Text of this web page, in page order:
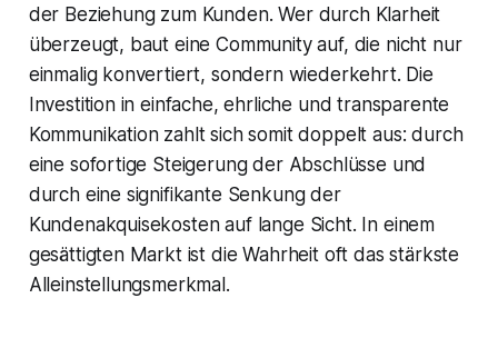
der Beziehung zum Kunden. Wer durch Klarheit
überzeugt, baut eine Community auf, die nicht nur
einmalig konvertiert, sondern wiederkehrt. Die
Investition in einfache, ehrliche und transparente
Kommunikation zahlt sich somit doppelt aus: durch
eine sofortige Steigerung der Abschlüsse und
durch eine signifikante Senkung der
Kundenakquisekosten auf lange Sicht. In einem
gesättigten Markt ist die Wahrheit oft das stärkste
Alleinstellungsmerkmal.